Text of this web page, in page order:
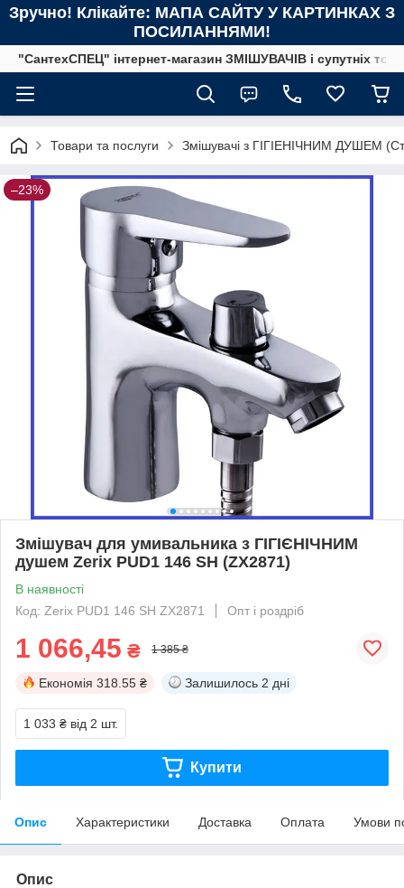
Зручно! Клікайте: МАПА САЙТУ У КАРТИНКАХ З
ПОСИЛАННЯМИ!
"СантехСПЕЦ" інтернет-магазин ЗМІШУВАЧІВ і супутніх
Товари та послуги Змішувачі з ГІГІЕНІЧНИМ ДУШЕМ
–23%
Змішувач для умивальника з ГІГІЄНІЧНИМ
душем Zerix PUD1 146 SH (ZX2871)
В наявності
Код: Zerix PUD1 146 SH ZX2871
Опт і роздріб
1 066,45 ₴ 1 385 ₴
Економія 318.55 ₴ Залишилось 2 дні
1 033 ₴ від 2 шт.
Купити
Опис Характеристики Доставка Оплата Умови
Опис